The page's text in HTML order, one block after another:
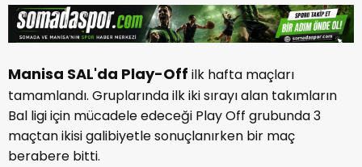
Manisa SAL'da Play-Off ilk hafta maçları
tamamlandı. Gruplarında ilk iki sırayı alan takımların
Bal ligi için mücadele edeceği Play Off grubunda 3
maçtan ikisi galibiyetle sonuçlanırken bir maç
berabere bitti.